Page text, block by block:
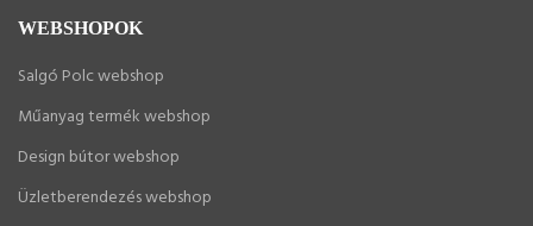
WEBSHOPOK
Salgó Polc webshop
Műanyag termék webshop
Design bútor webshop
Üzletberendezés webshop